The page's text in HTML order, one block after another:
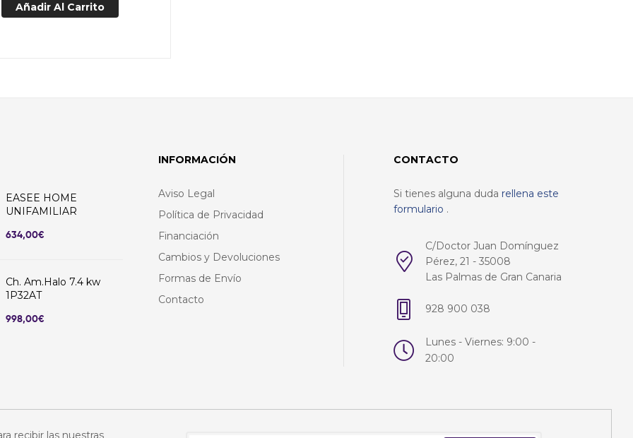
Añadir Al Carrito
EASEE HOME
UNIFAMILIAR
634,00€
Ch. Am.Halo 7.4 kw
1P32AT
998,00€
INFORMACIÓN
Aviso Legal
Política de Privacidad
Financiación
Cambios y Devoluciones
Formas de Envío
Contacto
CONTACTO
Si tienes alguna duda rellena este
formulario .
C/Doctor Juan Domínguez
Pérez, 21 - 35008
Las Palmas de Gran Canaria
928 900 038
Lunes - Viernes: 9:00 -
20:00
recibir las nuestras